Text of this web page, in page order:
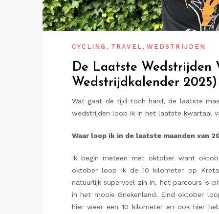
CYCLING , TRAVEL ,WEDSTRIJDEN
De Laatste Wedstrijden
Wedstrijdkalender 2025)
Wat gaat de tijd toch hard, de laatste
wedstrijden loop ik in het laatste kwartaal
Waar loop ik in de laatste maanden van
Ik begin meteen met oktober want
oktober loop ik de 10 kilometer op
natuurlijk superveel zin in, het parcours is
in het mooie Griekenland. Eind oktober
hier weer een 10 kilometer en ook hier